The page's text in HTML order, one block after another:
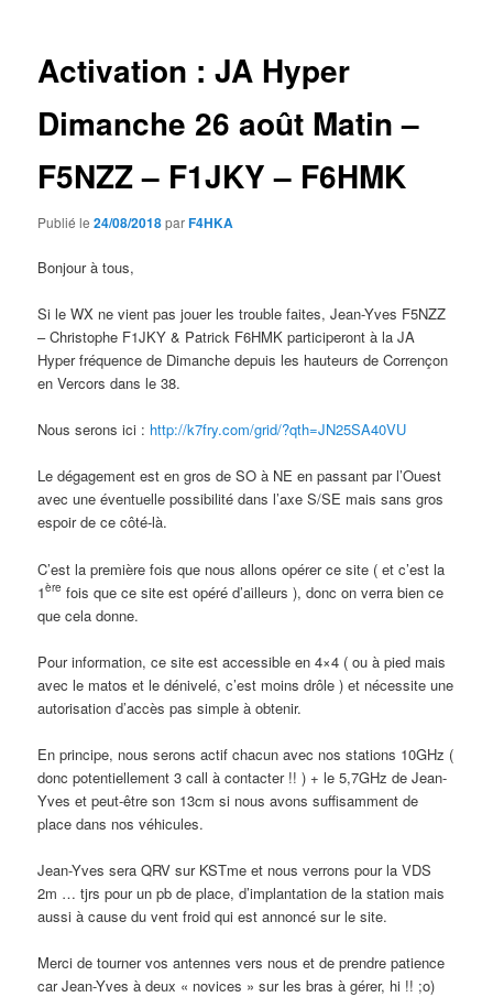
Activation : JA Hyper
Dimanche 26 août Matin –
F5NZZ – F1JKY – F6HMK
Publié le24/08/2018parF4HKA
Bonjour à tous,
Si le WX ne vient pas jouer les trouble faites, Jean-Yves F5NZZ
– Christophe F1JKY & Patrick F6HMK participeront à la JA
Hyper fréquence de Dimanche depuis les hauteurs de Corrençon
en Vercors dans le 38.
Nous serons ici : http://k7fry.com/grid/?qth=JN25SA40VU
Le dégagement est en gros de SO à NE en passant par l’Ouest
avec une éventuelle possibilité dans l’axe S/SE mais sans gros
espoir de ce côté-là.
C’est la première fois que nous allons opérer ce site ( et c’est la
1ère fois que ce site est opéré d’ailleurs ), donc on verra bien ce
que cela donne.
Pour information, ce site est accessible en 4×4 ( ou à pied mais
avec le matos et le dénivelé, c’est moins drôle ) et nécessite une
autorisation d’accès pas simple à obtenir.
En principe, nous serons actif chacun avec nos stations 10GHz (
donc potentiellement 3 call à contacter !! ) + le 5,7GHz de Jean-
Yves et peut-être son 13cm si nous avons suffisamment de
place dans nos véhicules.
Jean-Yves sera QRV sur KSTme et nous verrons pour la VDS
2m … tjrs pour un pb de place, d’implantation de la station mais
aussi à cause du vent froid qui est annoncé sur le site.
Merci de tourner vos antennes vers nous et de prendre patience
car Jean-Yves à deux « novices » sur les bras à gérer, hi !! ;o)